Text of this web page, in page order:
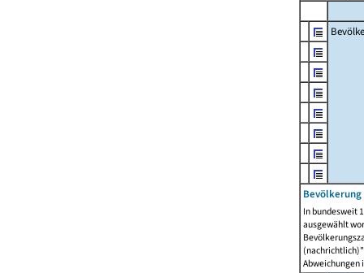
In bundesweit
ausgewählt
Abweichungen